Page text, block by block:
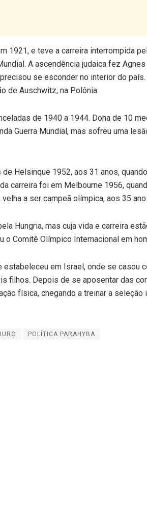
1921, e teve a carreira interrompida
A ascendência judaica fez
se esconder no interior do
de Auschwitz, na Polônia.
de 1940 a 1944. Dona de 10
Guerra Mundial, mas sofreu uma
Helsinque 1952, aos 31 anos,
carreira foi em Melbourne 1956,
a ser campeã olímpica, aos 35
Hungria, mas cuja vida e carreira
Comitê Olímpico Internacional em
em Israel, onde se casou
filhos. Depois de se aposentar das
física, chegando a treinar a seleção
POLÍTICA PARAHYBA